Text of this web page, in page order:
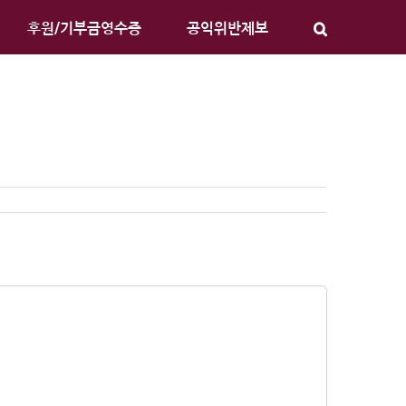
후원/기부금영수증 공익위반제보